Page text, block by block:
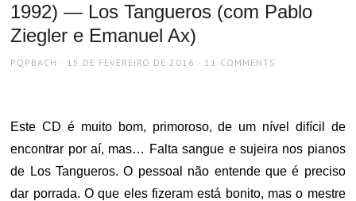
1992) — Los Tangueros (com Pablo
Ziegler e Emanuel Ax)
AUTHOR
PQPBACH
POSTED
15 DE FEVEREIRO DE 2016 11 COMMENTS
Este CD é muito bom, primoroso, de um nível difícil de
encontrar por aí, mas… Falta sangue e sujeira nos pianos
de Los Tangueros. O pessoal não entende que é preciso
dar porrada. O que eles fizeram está bonito, mas o mestre